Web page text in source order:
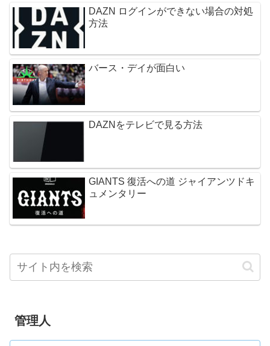
DAZN ログインができない場合の対処
方法
バース・デイが面白い
DAZNをテレビで見る方法
GIANTS 復活への道 ジャイアンツドキ
ュメンタリー
管理人